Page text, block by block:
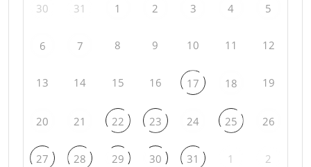
30 31 1 2 3 4 5
6 7 8 9 10 11 12
13 14 15 16 17 18 19
20 21 22 23 24 25 26
27 28 29 30 31 1 2